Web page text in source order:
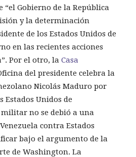
“el Gobierno de la República
y la determinación
de los Estados Unidos de
en las recientes acciones
Por el otro, la Casa
del presidente celebra la
Nicolás Maduro por
Estados Unidos de
no se debió a una
contra Estados
bajo el argumento de la
de Washington. La